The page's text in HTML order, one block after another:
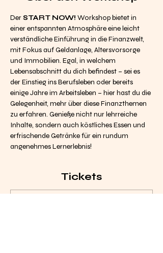
Der START NOW! Workshop bietet in
einer entspannten Atmosphäre eine leicht
verständliche Einführung in die Finanzwelt,
mit Fokus auf Geldanlage, Altersvorsorge
und Immobilien. Egal, in welchem
Lebensabschnitt du dich befindest – sei es
der Einstieg ins Berufsleben oder bereits
einige Jahre im Arbeitsleben – hier hast du die
Gelegenheit, mehr über diese Finanzthemen
zu erfahren. Genieße nicht nur lehrreiche
Inhalte, sondern auch köstliches Essen und
erfrischende Getränke für ein rundum
angenehmes Lernerlebnis!
Tickets